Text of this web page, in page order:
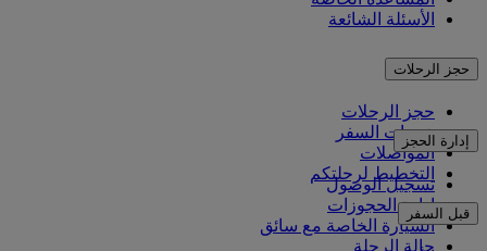
الأسئلة الشائعة
حجز الرحلات
حجز الرحلات
خدمات السفر
المواصلات
التخطيط لرحلتكم
إدارة الحجز
تسجيل الوصول
إدارة الحجوزات
السيارة الخاصة مع سائق
حالة الرحلة
قبل السفر